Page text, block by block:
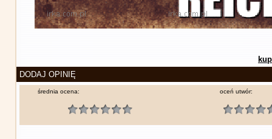
DODAJ OPINIĘ
średnia ocena: oceń utwór: